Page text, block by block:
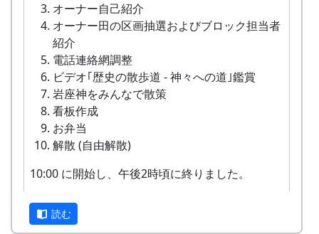
オーナー自己紹介
オーナー田の区画抽選およびブロック担当者
紹介
電話連絡網調整
ビデオ｢歴史の散歩道 - 神々への道｣鑑賞
岩座神をみんなで散策
看板作成
お弁当
解散 (自由解散)
10:00 に開始し、午後2時頃に終りました。
読む